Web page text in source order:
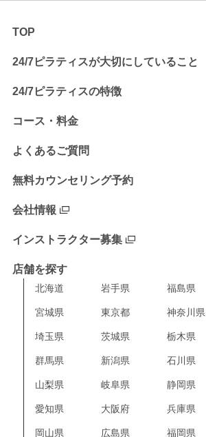
TOP
24/7ピラティスが大切にしていること
24/7ピラティスの特徴
コース・料金
よくあるご質問
無料カウンセリング予約
会社情報
インストラクター募集
店舗を探す
北海道 岩手県 福島県
宮城県 東京都 神奈川県
埼玉県 茨城県 栃木県
群馬県 新潟県 石川県
山梨県 岐阜県 静岡県
愛知県 大阪府 兵庫県
岡山県 広島県 福岡県